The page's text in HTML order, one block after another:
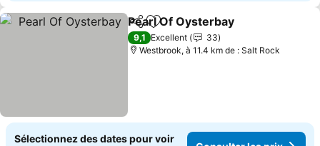
PartagerAjouter à mes favoris
Pearl Of Oysterbay
9,1 Excellent
33
Westbrook, à 11.4 km de : Salt Rock
Sélectionnez des dates pour voir